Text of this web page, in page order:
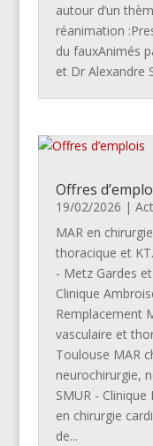
autour d’un
réanimation
du fauxAnimés
et Dr Alexandre
Offres
19/02/2026 |
MAR en
thoracique et
- Metz Gardes
Clinique
Remplacement
vasculaire et
Toulouse MAR
neurochirurgie,
SMUR -
en chirurgie
de...